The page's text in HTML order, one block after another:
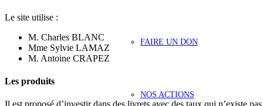
FAIRE UN DON
NOS ACTIONS
Le site utilise :
M. Charles BLANC
Mme Sylvie LAMAZ
M. Antoine CRAPEZ
Les produits
Il est proposé d’investir dans des livrets avec des taux qui n’existe